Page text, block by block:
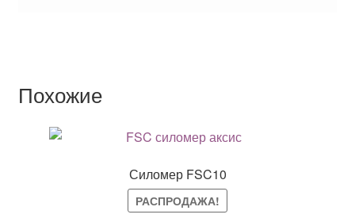
Похожие
Силомер FSC10
РАСПРОДАЖА!